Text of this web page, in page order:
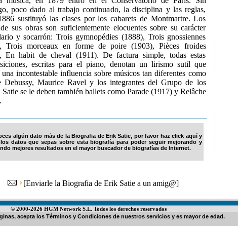
poco dado al trabajo continuado, la disciplina y las reglas,
sustituyó las clases por los cabarets de Montmartre. Los
sus obras son suficientemente elocuentes sobre su carácter
y socarrón: Trois gymnopédies (1888), Trois gnossiennes
Trois morceaux en forme de poire (1903), Pièces froides
En habit de cheval (1911). De factura simple, todas estas
escritas para el piano, denotan un lirismo sutil que
incontestable influencia sobre músicos tan diferentes como
Debussy, Maurice Ravel y los integrantes del Grupo de los
Satie se le deben también ballets como Parade (1917) y Relâche
algún dato más de la Biografia de Erik Satie, por favor haz click aquí y
datos que sepas sobre esta biografía para poder seguir mejorando y
mejores resultados en el mayor buscador de biografías de Internet.
[Enviarle la Biografia de Erik Satie a un amig@]
© 2000-2026 HGM Network S.L. Todos los derechos reservados
acepta los Términos y Condiciones de nuestros servicios y es mayor de edad.